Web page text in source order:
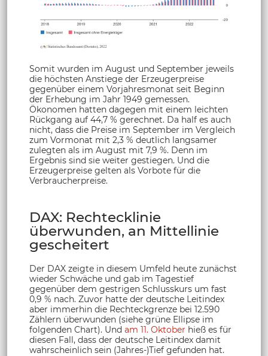
Somit wurden im August und September jeweils
die höchsten Anstiege der Erzeugerpreise
gegenüber einem Vorjahresmonat seit Beginn
der Erhebung im Jahr 1949 gemessen.
Ökonomen hatten dagegen mit einem leichten
Rückgang auf 44,7 % gerechnet. Da half es auch
nicht, dass die Preise im September im Vergleich
zum Vormonat mit 2,3 % deutlich langsamer
zulegten als im August mit 7,9 %. Denn im
Ergebnis sind sie weiter gestiegen. Und die
Erzeugerpreise gelten als Vorbote für die
Verbraucherpreise.
DAX: Rechtecklinie
überwunden, an Mittellinie
gescheitert
Der DAX zeigte in diesem Umfeld heute zunächst
wieder Schwäche und gab im Tagestief
gegenüber dem gestrigen Schlusskurs um fast
0,9 % nach. Zuvor hatte der deutsche Leitindex
aber immerhin die Rechteckgrenze bei 12.590
Zählern überwunden (siehe grüne Ellipse im
folgenden Chart). Und am 11. Oktober hieß es für
diesen Fall, dass der deutsche Leitindex damit
wahrscheinlich sein (Jahres-)Tief gefunden hat.